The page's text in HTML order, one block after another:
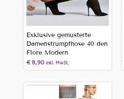
Exklusive gemusterte
Damenstrumpfhose 40 den
Flore Modern
€ 8,90 inkl. MwSt.